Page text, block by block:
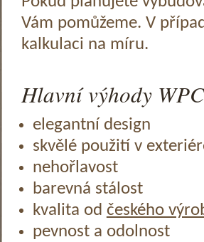
Vám pomůžeme. V
kalkulaci na míru.
Hlavní výhody
elegantní design
skvělé použití v
nehořlavost
barevná stálost
kvalita od českého
pevnost a odolnost